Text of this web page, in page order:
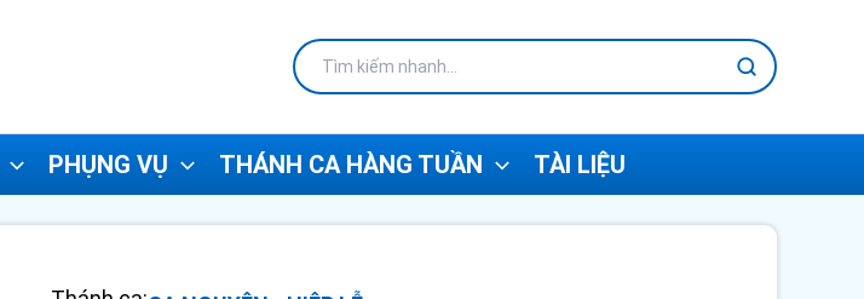
PHỤNG VỤ THÁNH CA HÀNG TUẦN TÀI LIỆU